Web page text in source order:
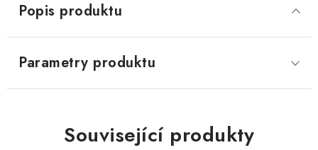
JAK NA TO S BATTERY.CZ
ČASTO KLADENÉ OTÁZKY, FAQ
ZPĚTNÝ ODBĚR ELEKTROZAŘÍZENÍ A BATERIÍ
Popis produktu
Parametry produktu
Související produkty